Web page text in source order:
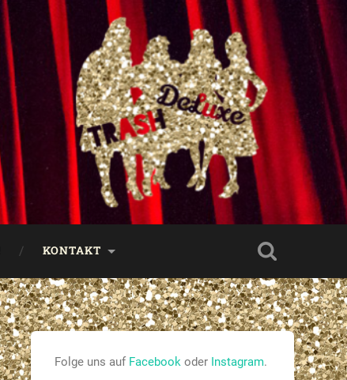
KONTAKT
Folge uns auf Facebook oder Instagram.